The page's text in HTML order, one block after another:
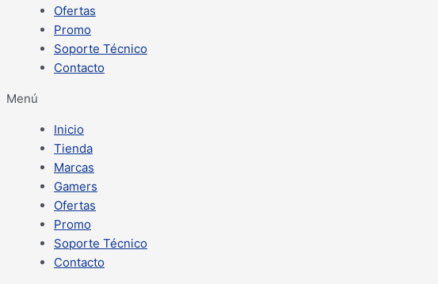
Ofertas
Promo
Soporte Técnico
Contacto
Menú
Inicio
Tienda
Marcas
Gamers
Ofertas
Promo
Soporte Técnico
Contacto